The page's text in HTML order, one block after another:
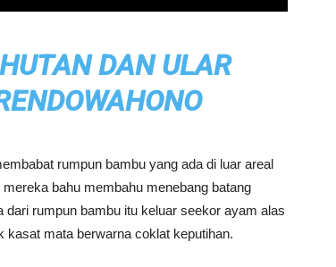
DAN ULAR
rumpun bambu yang ada di luar areal
bahu membahu menebang batang
rumpun bambu itu keluar seekor ayam alas
kasat mata berwarna coklat keputihan.